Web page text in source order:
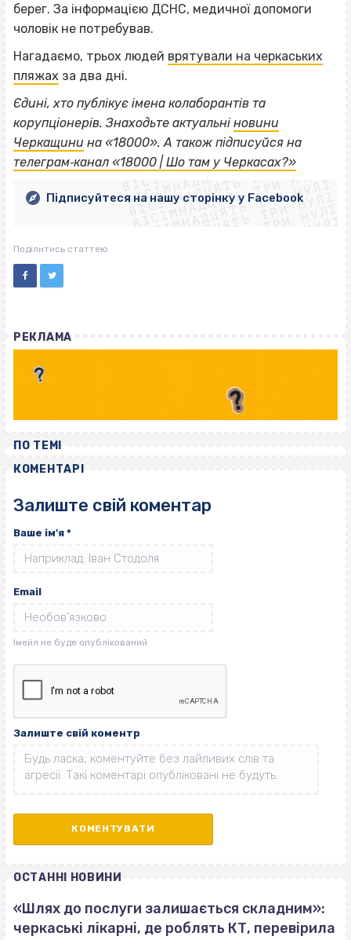
берег. За інформацією ДСНС, медичної допомоги
чоловік не потребував.
Нагадаємо, трьох людей врятували на черкаських
пляжах за два дні.
Єдині, хто публікує імена колаборантів та
корупціонерів. Знаходьте актуальні новини
Черкащини на «18000». А також підписуйся на
телеграм‐канал «18000 | Шо там у Черкасах?»
ВІСІМНАДЦЯТЬ ТРИ НУЛІ
ВІСІМНАДЦЯТЬ ТРИ НУЛІ
ВІСІМНАДЦЯТЬ ТРИ НУЛІ
ВІСІМНАДЦЯТЬ ТРИ НУЛІ
ВІСІМНАДЦЯТЬ ТРИ НУЛІ
ВІСІМНАДЦЯТЬ ТРИ НУЛІ
ВІСІМНАДЦЯТЬ ТРИ НУЛІ
ВІСІМНАДЦЯТЬ ТРИ НУЛІ
Підписуйтеся на нашу сторінку у Facebook
Поділитись статтею
РЕКЛАМА
ПО ТЕМІ
КОМЕНТАРІ
Залиште свій коментар
Ваше ім'я *
Email
Залиште свій коментр
ОСТАННІ НОВИНИ
«Шлях до послуги залишається складним»:
черкаські лікарні, де роблять КТ, перевірила